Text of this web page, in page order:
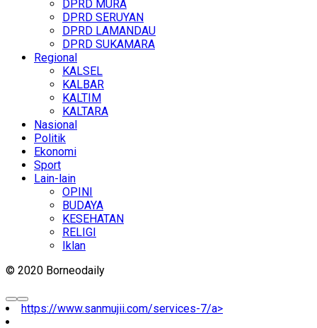
DPRD MURA
DPRD SERUYAN
DPRD LAMANDAU
DPRD SUKAMARA
Regional
KALSEL
KALBAR
KALTIM
KALTARA
Nasional
Politik
Ekonomi
Sport
Lain-lain
OPINI
BUDAYA
KESEHATAN
RELIGI
Iklan
© 2020 Borneodaily
https://www.sanmujii.com/services-7/a>